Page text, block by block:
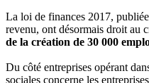
La loi de finances 2017,
revenu, ont désormais droit au
de la création de 30 000
Du côté entreprises opérant
sociales concerne les